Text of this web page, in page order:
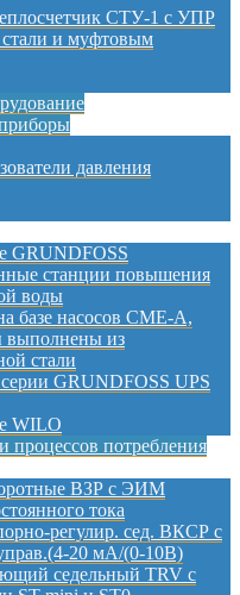
СТУ-1 с УПР
и муфтовым
давления
GRUNDFOSS
станции повышения
воды
базе насосов CME-A,
выполнены из
стали
GRUNDFOSS UPS
WILO
процессов потребления
ВЗР с ЭИМ
тока
регулир. сед. ВКСР с
20 мА/(0-10В)
седельный TRV с